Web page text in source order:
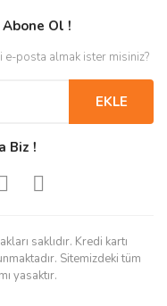
Ol !
e-posta almak ister misiniz?
EKLE
Biz !
saklıdır. Kredi kartı
Sitemizdeki tüm
yasaktır.